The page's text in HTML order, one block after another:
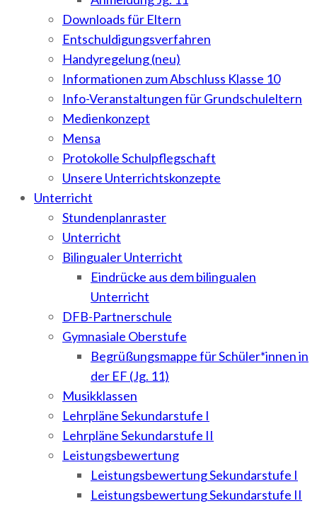
Downloads für Eltern
Entschuldigungsverfahren
Handyregelung (neu)
Informationen zum Abschluss Klasse 10
Info-Veranstaltungen für Grundschuleltern
Medienkonzept
Mensa
Protokolle Schulpflegschaft
Unsere Unterrichtskonzepte
Unterricht
Stundenplanraster
Unterricht
Bilingualer Unterricht
Eindrücke aus dem bilingualen
Unterricht
DFB-Partnerschule
Gymnasiale Oberstufe
Begrüßungsmappe für Schüler*innen in
der EF (Jg. 11)
Musikklassen
Lehrpläne Sekundarstufe I
Lehrpläne Sekundarstufe II
Leistungsbewertung
Leistungsbewertung Sekundarstufe I
Leistungsbewertung Sekundarstufe II